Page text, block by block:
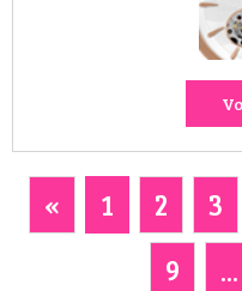
« 1 2 3
9
...